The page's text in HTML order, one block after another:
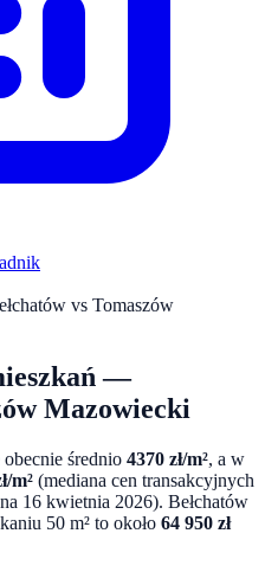
vs Tomaszów
—
Mazowiecki
średnio 4370 zł/m², a w
m² (mediana cen transakcyjnych
16 kwietnia 2026). Bełchatów
50 m² to około 64 950 zł